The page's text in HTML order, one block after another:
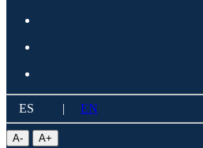
ES | EN
A- A+